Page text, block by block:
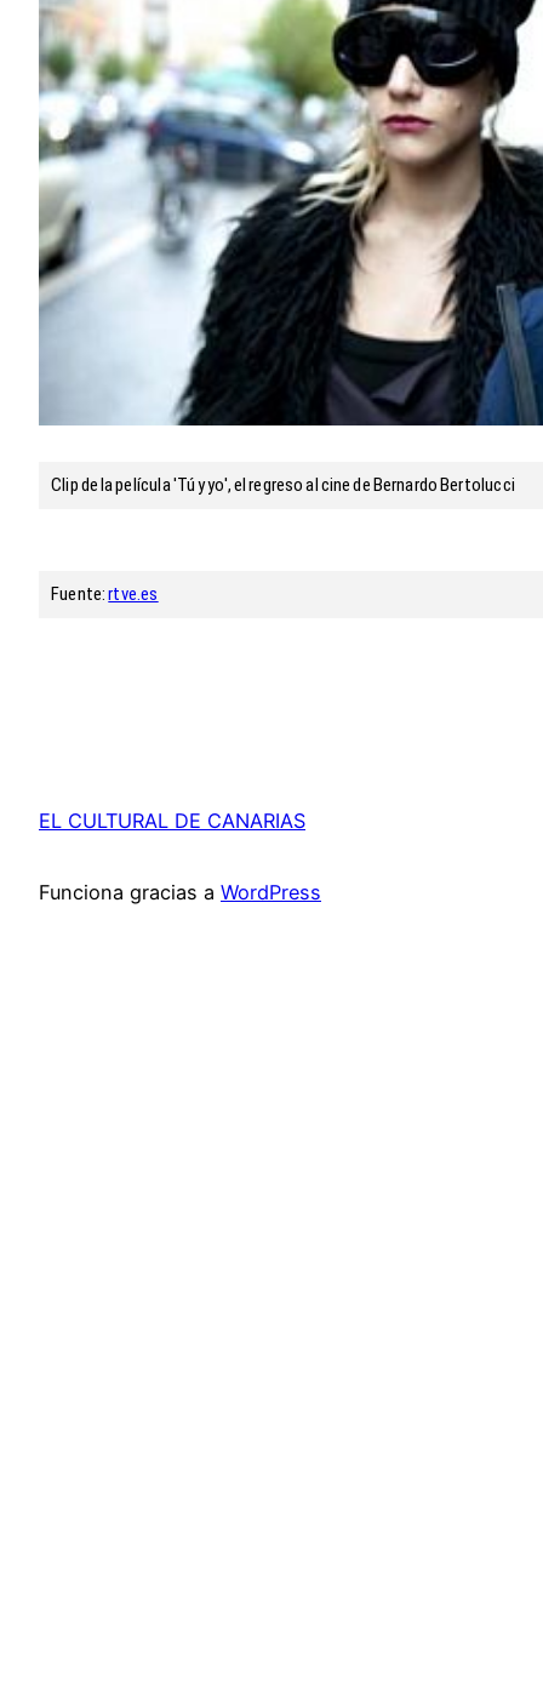
Clip de la película 'Tú y yo', el regreso al cine de Bernardo Bertolucci
Fuente:rtve.es
EL CULTURAL DE CANARIAS
Funciona gracias a WordPress